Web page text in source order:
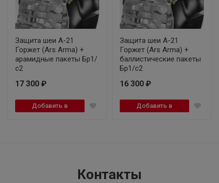
Защита шеи А-21
Горжет (Ars Arma) +
арамидные пакеты Бр1/
с2
17 300 ₽
Добавить в
корзину
Защита шеи А-21
Горжет (Ars Arma) +
баллистические пакеты
Бр1/с2
16 300 ₽
Добавить в
корзину
Контакты